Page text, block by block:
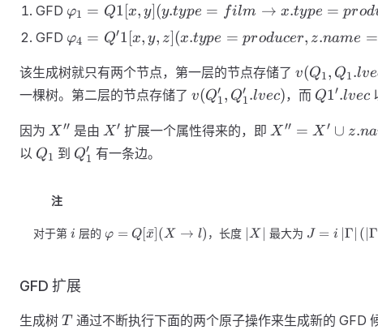
GFD \varphi_1=
Q1 [x,y] (
y.type =
film
\rightarrow
x.type
=producer
φ1 = Q1 [x, y](y.type = film → x.type = prod
GFD \varphi_4= Q'1
=
producer,z.name
best \ picture}
\rightarrow
y.type = film )
φ4 = Q′1 [x, y, z](x.type = producer, z.name =
该生成树就只有两个节点，第一层的节点存储了 v (
)
v(Q1, Q1.lv
一棵树。第二层的节点存储了 v (
)
v(Q1
′ , Q1
′ .lvec)，而 Q1'.lvec
Q1′.lvec
因为 X''
X ′′ 是由 X'
X′ 扩展一个属性得来的，即X''=X'\cup
X ′′ = X ′ ∪ z.
以 Q_1
Q1 到 Q_1'
Q1
′ 有一条边。
注
对于第 i
i 层的 \varphi=Q[\bar{x}]
φ = Q [x
ˉ (X → l) ，长度 \left|X\right|
∣X 最大为 J=i
J = i Γ ( ∣Γ
GFD 扩展
生成树 T
T 通过不断执行下面的两个原子操作来生成新的 GFD